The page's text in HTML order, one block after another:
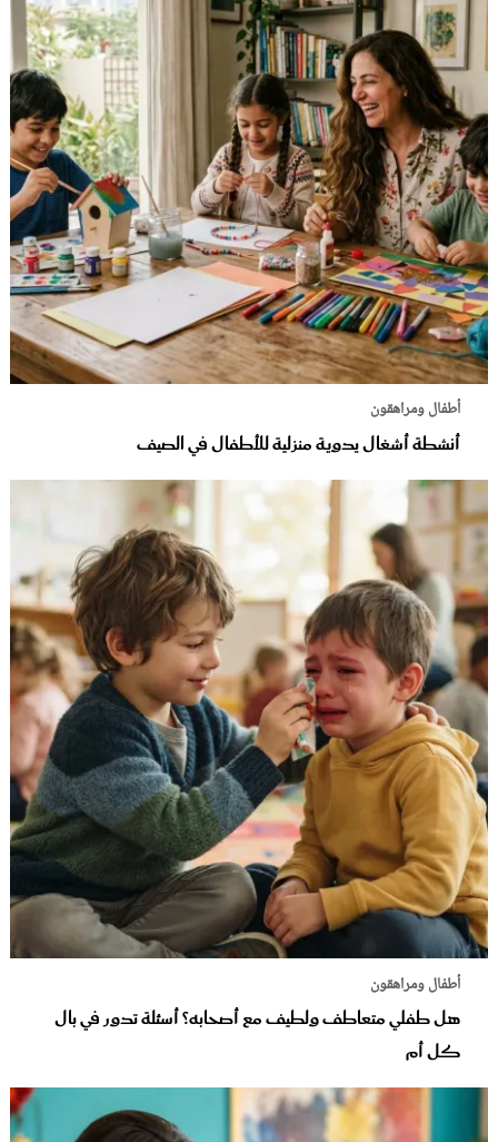
أطفال ومراهقون
أنشطة أشغال يدوية منزلية للأطفال في الصيف
أطفال ومراهقون
هل طفلي متعاطف ولطيف مع أصحابه؟ أسئلة تدور في بال
كل أم